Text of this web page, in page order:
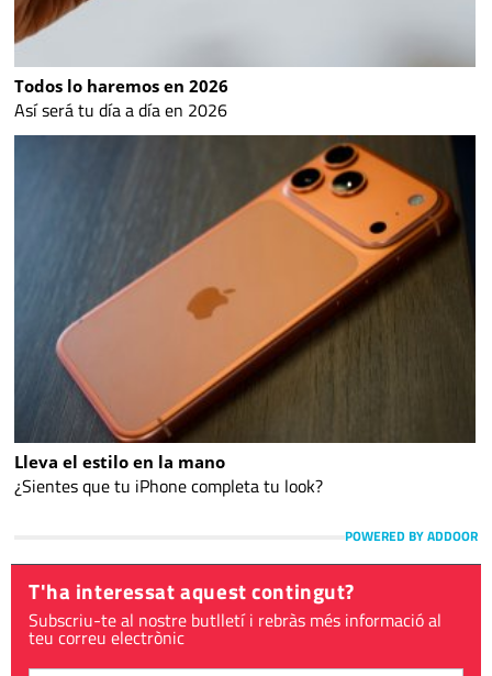
Todos lo haremos en 2026
Así será tu día a día en 2026
Lleva el estilo en la mano
¿Sientes que tu iPhone completa tu look?
POWERED BY ADDOOR
T'ha interessat aquest contingut?
Subscriu-te al nostre butlletí i rebràs més informació al
teu correu electrònic